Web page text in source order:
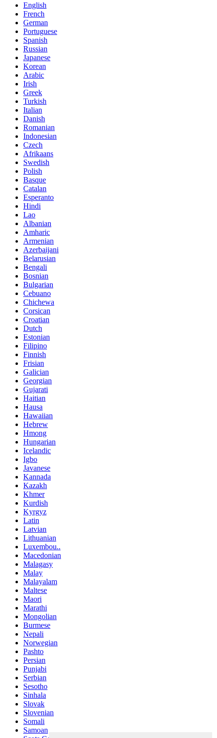
English
French
German
Portuguese
Spanish
Russian
Japanese
Korean
Arabic
Irish
Greek
Turkish
Italian
Danish
Romanian
Indonesian
Czech
Afrikaans
Swedish
Polish
Basque
Catalan
Esperanto
Hindi
Lao
Albanian
Amharic
Armenian
Azerbaijani
Belarusian
Bengali
Bosnian
Bulgarian
Cebuano
Chichewa
Corsican
Croatian
Dutch
Estonian
Filipino
Finnish
Frisian
Galician
Georgian
Gujarati
Haitian
Hausa
Hawaiian
Hebrew
Hmong
Hungarian
Icelandic
Igbo
Javanese
Kannada
Kazakh
Khmer
Kurdish
Kyrgyz
Latin
Latvian
Lithuanian
Luxembou..
Macedonian
Malagasy
Malay
Malayalam
Maltese
Maori
Marathi
Mongolian
Burmese
Nepali
Norwegian
Pashto
Persian
Punjabi
Serbian
Sesotho
Sinhala
Slovak
Slovenian
Somali
Samoan